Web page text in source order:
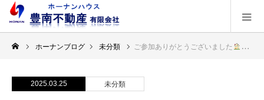
ホーナンブログ 未分類 ご参加ありがとうございました
2025.03.25 未分類